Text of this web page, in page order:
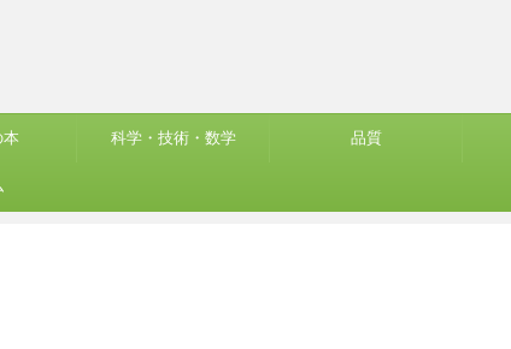
本 科学・技術・数学 品質